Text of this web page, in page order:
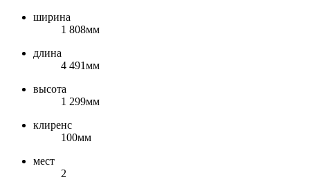
ширина
1 808мм
длина
4 491мм
высота
1 299мм
клиренс
100мм
мест
2